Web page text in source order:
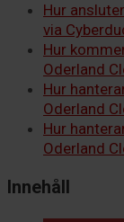
Hur
via
Hur
Oderland
Hur
Oderland
Hur
Oderland
Innehåll